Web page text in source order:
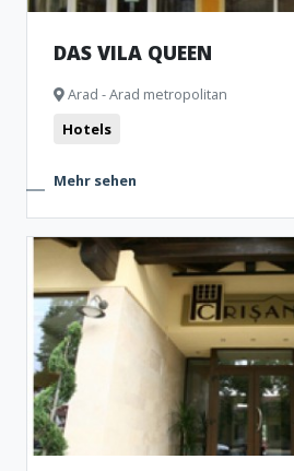
DAS VILA QUEEN
Arad - Arad metropolitan
Hotels
Mehr sehen